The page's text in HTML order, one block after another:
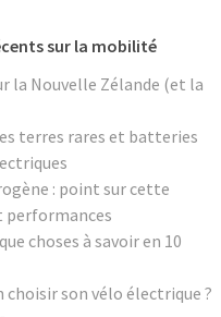
sur la mobilité
la Nouvelle Zélande (et la
terres rares et batteries
: point sur cette
choses à savoir en 10
son vélo électrique ?